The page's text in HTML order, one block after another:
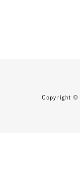
Copyright ©